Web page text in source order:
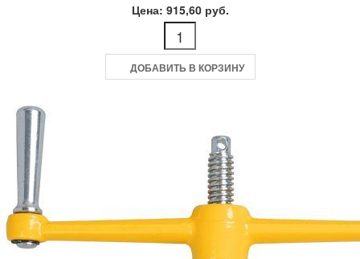
Цена: 915,60 руб.
ДОБАВИТЬ В КОРЗИНУ